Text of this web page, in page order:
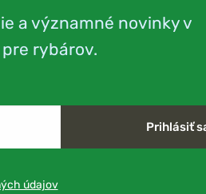
a významné novinky v
rybárov.
Prihlásiť
údajov